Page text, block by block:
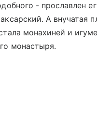
- прославлен
А внучатая
монахиней и
монастыря.